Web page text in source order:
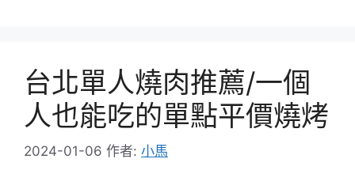
台北單人燒肉推薦/一個
人也能吃的單點平價燒烤
2024-01-06 作者: 小馬